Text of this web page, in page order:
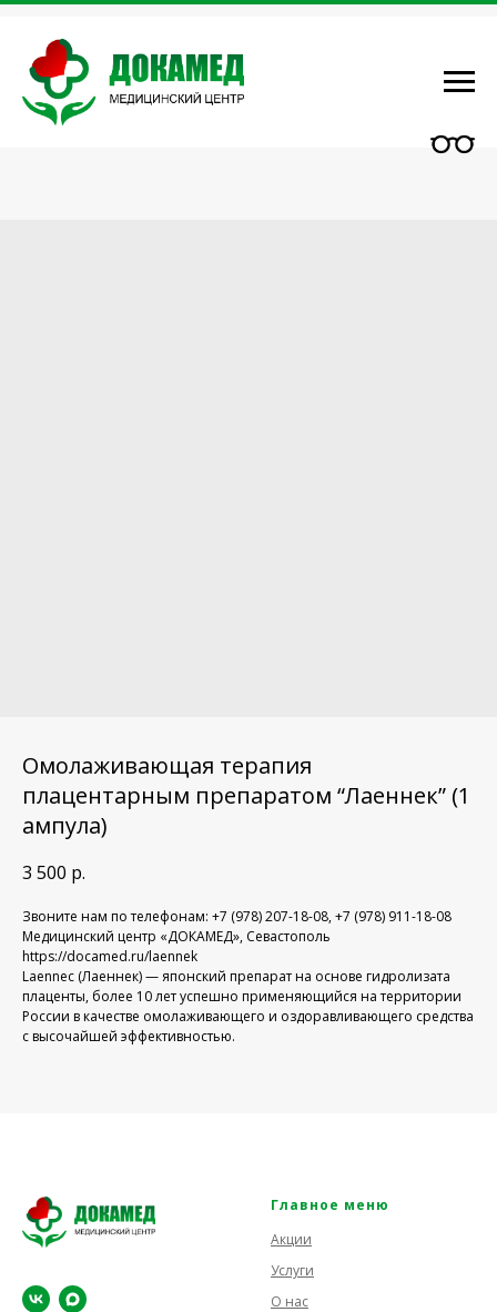
Омолаживающая терапия
плацентарным препаратом “Лаеннек” (1
ампула)
3 500 р.
Звоните нам по телефонам: +7 (978) 207-18-08, +7 (978) 911-18-08
Медицинский центр «ДОКАМЕД», Севастополь
https://docamed.ru/laennek
Laennec (Лаеннек) — японский препарат на основе гидролизата
плаценты, более 10 лет успешно применяющийся на территории
России в качестве омолаживающего и оздоравливающего средства
с высочайшей эффективностью.
Главное меню
Акции
Услуги
О нас